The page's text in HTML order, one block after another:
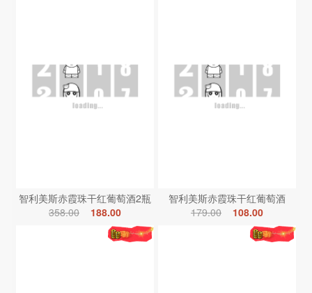
智利美斯赤霞珠干红葡萄酒2瓶
358.00
188.00
智利美斯赤霞珠干红葡萄酒
179.00
108.00